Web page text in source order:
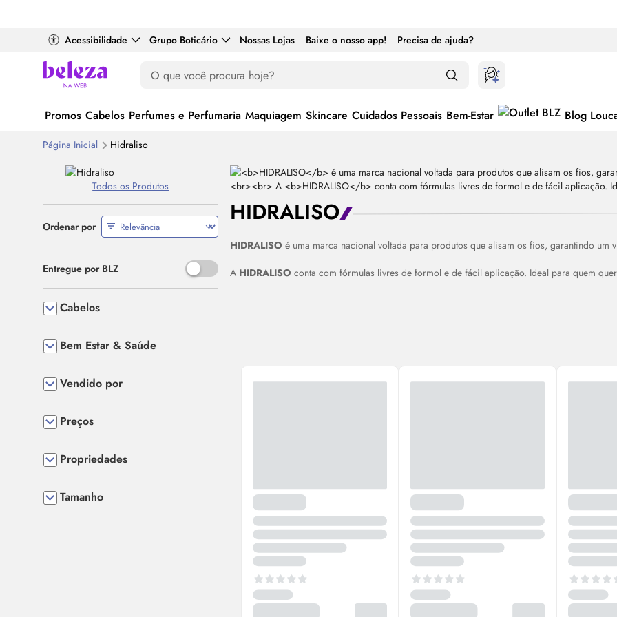
Acessibilidade Grupo Boticário Nossas Lojas Baixe o nosso app! Precisa de ajuda?
Promos Cabelos Perfumes e Perfumaria Maquiagem Skincare Cuidados Pessoais Bem-Estar Blog
Página Inicial Hidraliso
HIDRALISO
HIDRALISO é uma marca nacional voltada para produtos que alisam os fios, garantindo
A HIDRALISO conta com fórmulas livres de formol e de fácil aplicação. Ideal para quem
Todos os Produtos
Ordenar por
Entregue por BLZ Use o espaço ou Enter para alternar entre ativado e desativado
Cabelos
Bem Estar & Saúde
Vendido por
Preços
Propriedades
Tamanho